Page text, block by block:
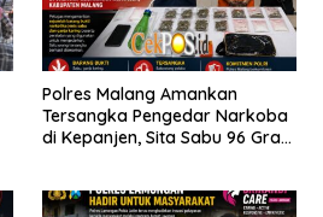
Polres Malang Amankan
Tersangka Pengedar Narkoba
di Kepanjen, Sita Sabu 96 Gram